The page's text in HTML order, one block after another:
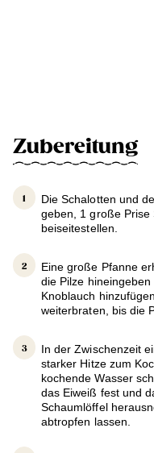
Zubereitung
Die Schalotten und
geben, 1 große Prise
beiseitestellen.
Eine große Pfanne
die Pilze
Knoblauch
weiterbraten, bis die
In der Zwischenzeit
starker Hitze zum
kochende Wasser
das Eiweiß fest und
Schaumlöffel
abtropfen lassen.